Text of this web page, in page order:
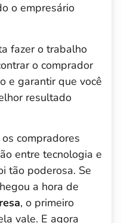
o empresário
fazer o trabalho
o comprador
e garantir que você
resultado
compradores
entre tecnologia e
tão poderosa. Se
a hora de
, o primeiro
vale. E agora